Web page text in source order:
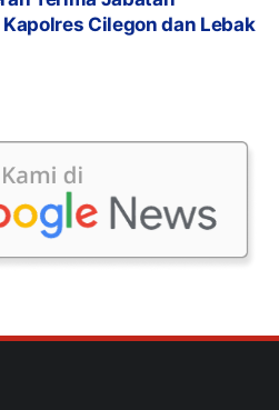
Kapolres Cilegon dan Lebak